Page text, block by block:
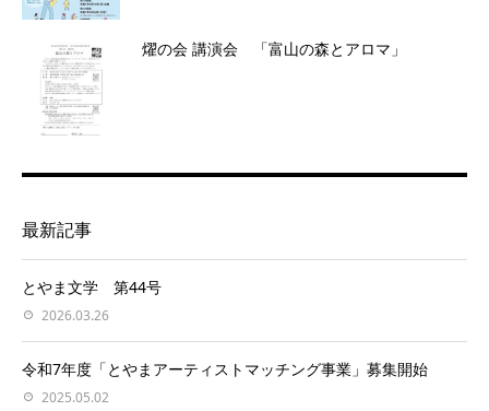
燿の会 講演会 「富山の森とアロマ」
最新記事
とやま文学 第44号
2026.03.26
令和7年度「とやまアーティストマッチング事業」募集開始
2025.05.02